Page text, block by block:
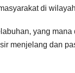
di
yang
menjelang dan